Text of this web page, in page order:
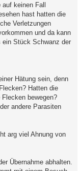
keinen Fall
hast hatten die
Verletzungen
und da kann
Stück Schwanz der
Hätung sein, denn
Hatten die
bewegen?
andere Parasiten
arg viel Ahnung von
Übernahme abhalten.